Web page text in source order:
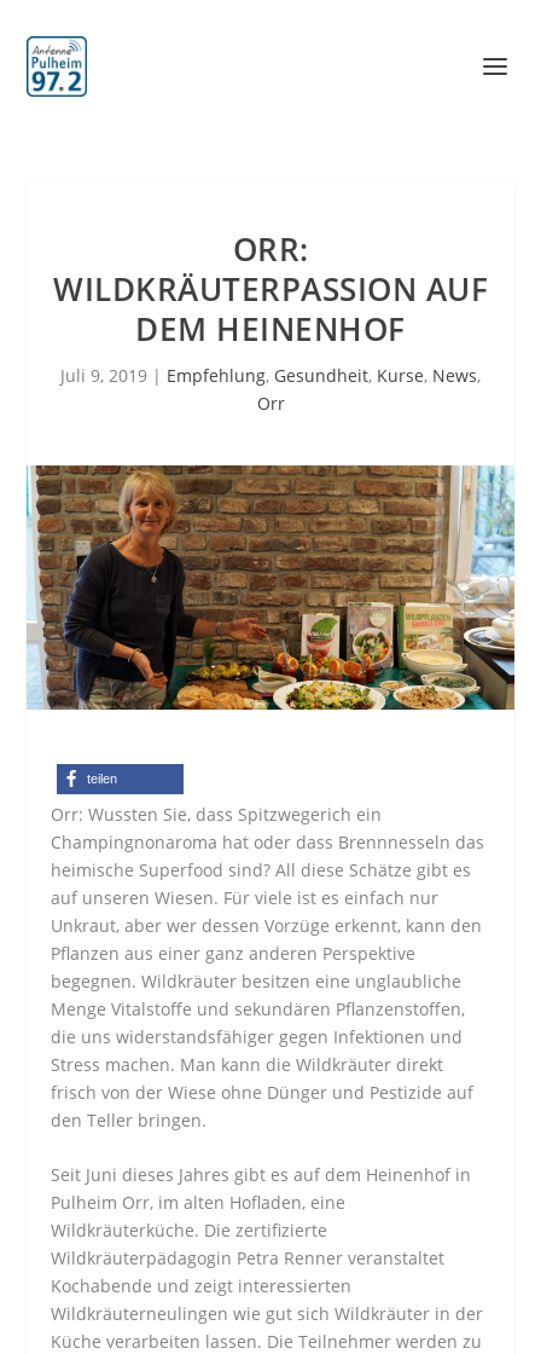
ORR:
WILDKRÄUTERPASSION AUF
DEM HEINENHOF
Juli 9, 2019 | Empfehlung, Gesundheit, Kurse, News,
Orr
teilen
Orr: Wussten Sie, dass Spitzwegerich ein
Champingnonaroma hat oder dass Brennnesseln das
heimische Superfood sind? All diese Schätze gibt es
auf unseren Wiesen. Für viele ist es einfach nur
Unkraut, aber wer dessen Vorzüge erkennt, kann den
Pflanzen aus einer ganz anderen Perspektive
begegnen. Wildkräuter besitzen eine unglaubliche
Menge Vitalstoffe und sekundären Pflanzenstoffen,
die uns widerstandsfähiger gegen Infektionen und
Stress machen. Man kann die Wildkräuter direkt
frisch von der Wiese ohne Dünger und Pestizide auf
den Teller bringen.
Seit Juni dieses Jahres gibt es auf dem Heinenhof in
Pulheim Orr, im alten Hofladen, eine
Wildkräuterküche. Die zertifizierte
Wildkräuterpädagogin Petra Renner veranstaltet
Kochabende und zeigt interessierten
Wildkräuterneulingen wie gut sich Wildkräuter in der
Küche verarbeiten lassen. Die Teilnehmer werden zu